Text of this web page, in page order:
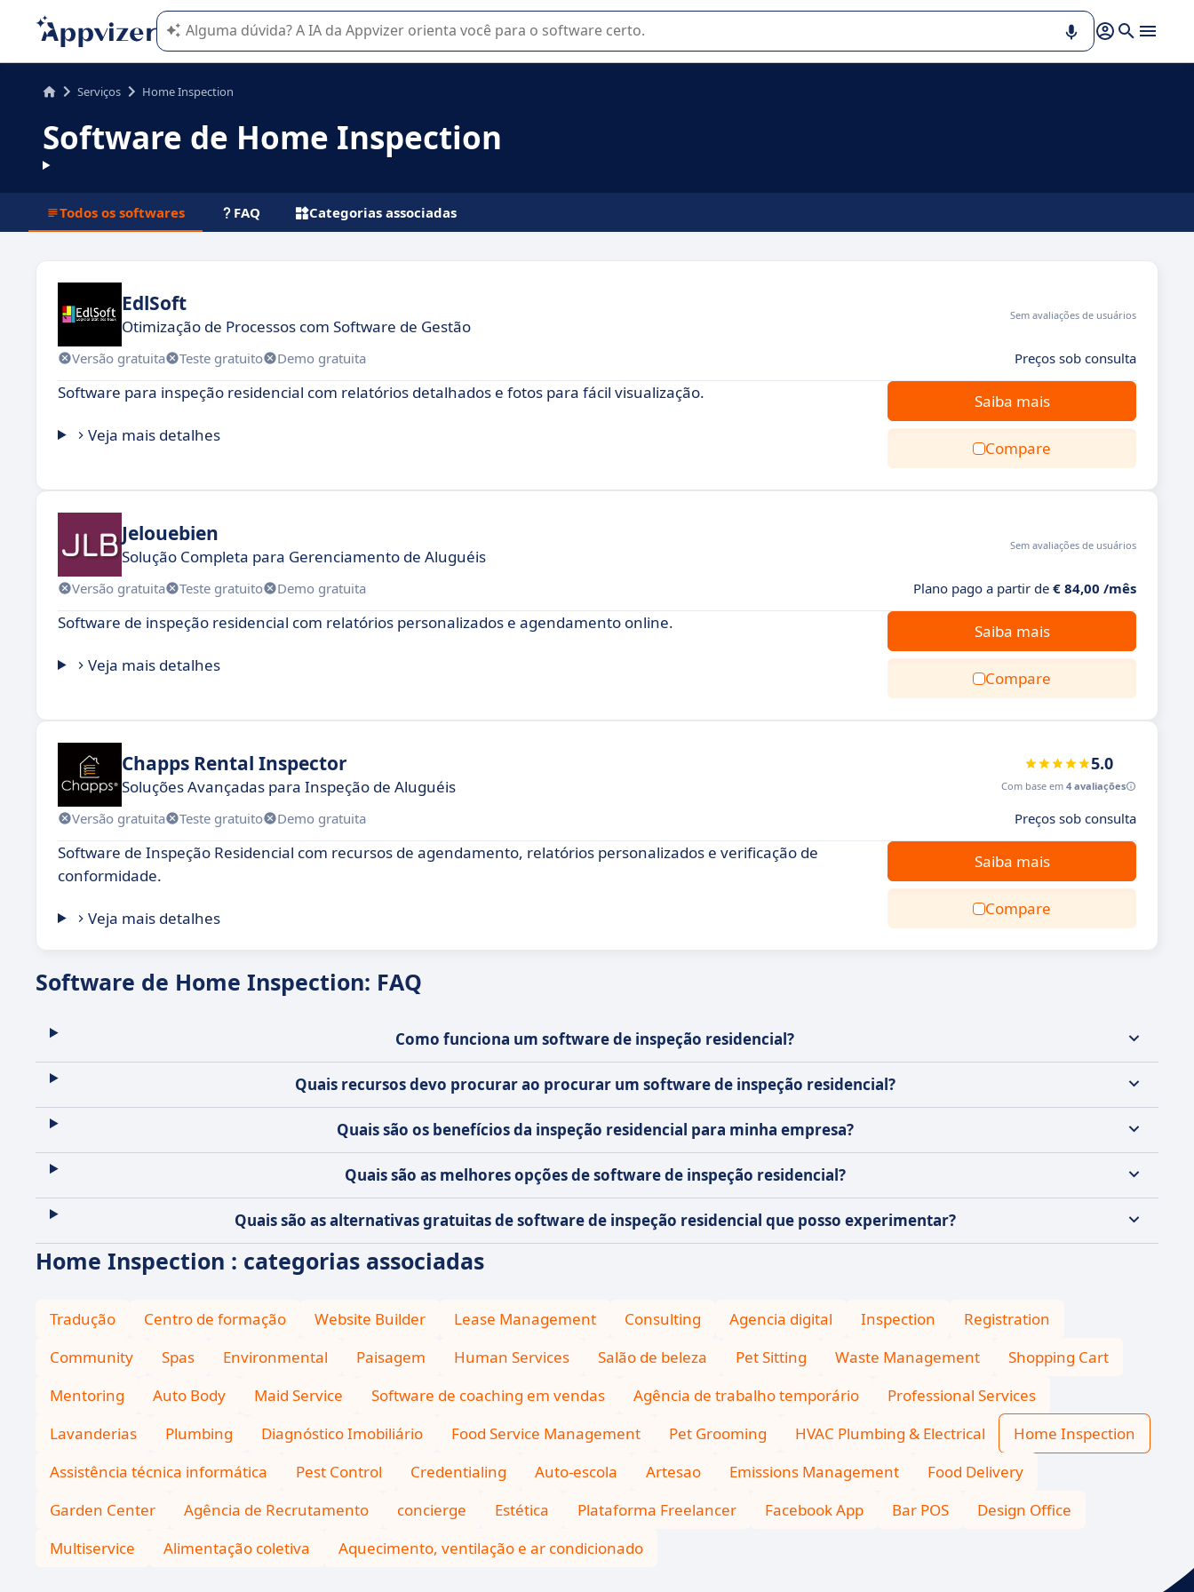
A IA do Appvizer o orienta no uso ou na seleção de software SaaS para sua empresa.
Serviços Home Inspection
Software de Home Inspection
Todos os softwares FAQ Categorias associadas
EdlSoft
Otimização de Processos com Software de Gestão
Sem avaliações de usuários
Versão gratuita Teste gratuito Demo gratuita Preços sob consulta
Software para inspeção residencial com relatórios detalhados e fotos para fácil visualização.
Veja mais detalhes
Saiba mais
Compare
Jelouebien
Solução Completa para Gerenciamento de Aluguéis
Sem avaliações de usuários
Versão gratuita Teste gratuito Demo gratuita Plano pago a partir de € 84,00 /mês
Software de inspeção residencial com relatórios personalizados e agendamento online.
Veja mais detalhes
Saiba mais
Compare
Chapps Rental Inspector
Soluções Avançadas para Inspeção de Aluguéis
5.0
Com base em 4 avaliações
Versão gratuita Teste gratuito Demo gratuita Preços sob consulta
Software de Inspeção Residencial com recursos de agendamento, relatórios personalizados e verificação de
conformidade.
Veja mais detalhes
Saiba mais
Compare
Software de Home Inspection: FAQ
Como funciona um software de inspeção residencial?
Quais recursos devo procurar ao procurar um software de inspeção residencial?
Quais são os benefícios da inspeção residencial para minha empresa?
Quais são as melhores opções de software de inspeção residencial?
Quais são as alternativas gratuitas de software de inspeção residencial que posso experimentar?
Home Inspection : categorias associadas
Tradução Centro de formação Website Builder Lease Management Consulting Agencia digital Inspection
Registration
Community
Spas Environmental Paisagem Human Services Salão de beleza Pet Sitting Waste Management
Shopping Cart
Mentoring
Auto Body Maid Service Software de coaching em vendas Agência de trabalho temporário
Professional Services
Lavanderias
Plumbing Diagnóstico Imobiliário Food Service Management Pet Grooming HVAC Plumbing & Electrical
Home Inspection
Assistência técnica informática
Pest Control Credentialing Auto-escola Artesao Emissions Management
Food Delivery
Garden Center
Agência de Recrutamento concierge Estética Plataforma Freelancer Facebook App Bar POS
Design Office
Multiservice
Alimentação coletiva Aquecimento, ventilação e ar condicionado